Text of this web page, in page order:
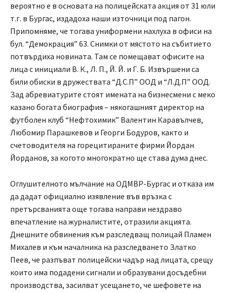
вероятно е в основата на полицейската акция от 31 юли
т.г. в Бургас, издадоха наши източници под пагон.
Припомняме, че тогава униформени нахлуха в офиси на
бул. “Демокрация” 63. Снимки от мястото на събитието
потвърдиха новината. Там се помещават офисите на
лица с инициали В. К., Л. П., Й. Й. и Г. Б. Извършени са
били обиски в дружествата “Д.С.П” ООД и “Л.Д.П” ООД.
Зад абревиатурите стоят имената на бизнесмени с меко
казано богата биография – някогашният директор на
футболен клуб “Нефтохимик” Валентин Каравълчев,
Любомир Парашкевов и Георги Бодуров, както и
счетоводителя на горецитираните фирми Йордан
Йорданов, за когото многократно ще става дума днес.
Оглушителното мълчание на ОДМВР-Бургас и отказа им
да дадат официално изявление във връзка с
претърсванията още тогава направи нездраво
впечатление на журналистите, отразили акцията.
Днешните обвинения към разследващ полицай Пламен
Михалев и към началника на разследването Златко
Пеев, че разпъват полицейски чадър над лицата, срещу
които има подадени сигнали и образувани досъдебни
производства, засилват усещането, че шефовете на